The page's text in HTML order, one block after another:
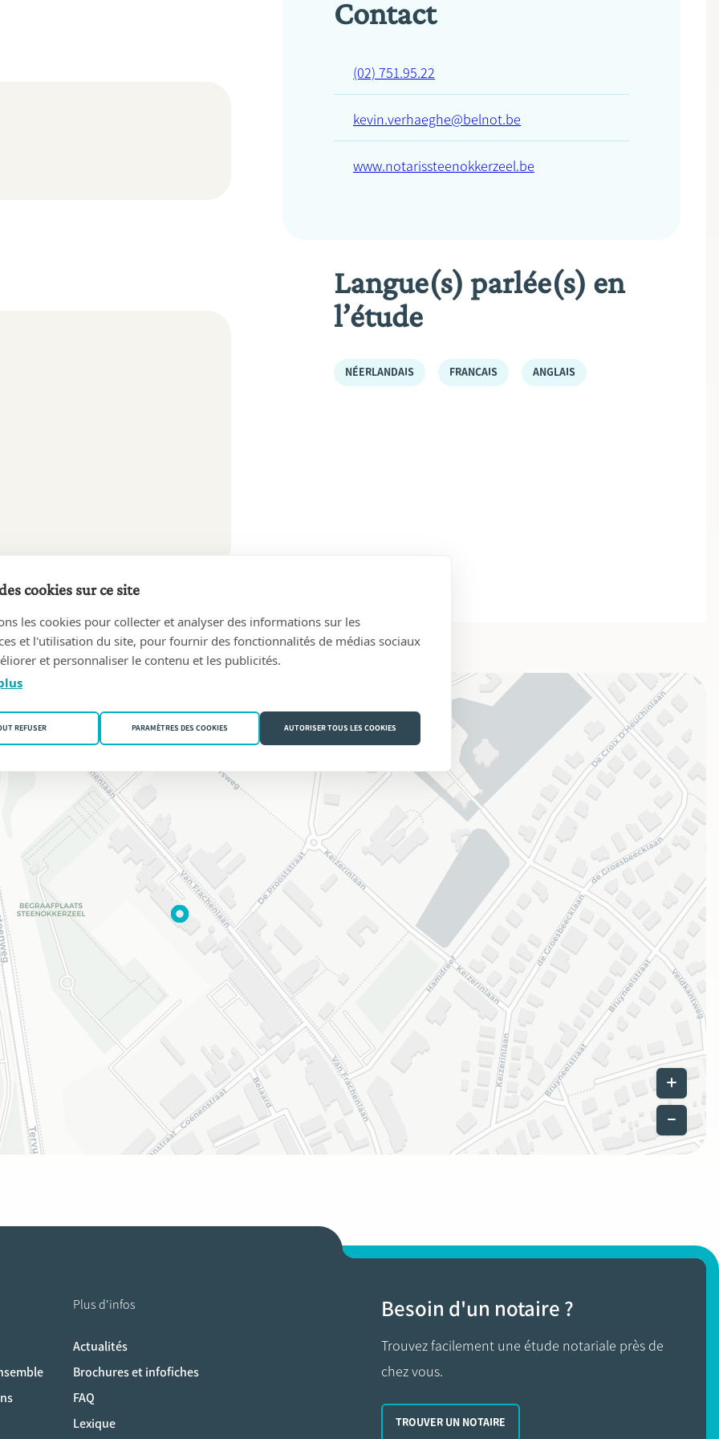
Contact
(02) 751.95.22
kevin.verhaeghe@belnot.be
www.notarissteenokkerzeel.be
Langue(s) parlée(s) en
l’étude
NÉERLANDAIS FRANÇAIS ANGLAIS
Leaflet
Plus d'infos
Actualités
Brochures et infofiches
FAQ
Lexique
Besoin d'un notaire ?
Trouvez facilement une étude notariale près de
chez vous.
TROUVER UN NOTAIRE
cookies sur ce site
les cookies pour collecter et analyser des informations sur les
et l'utilisation du site, pour fournir des fonctionnalités de médias sociaux
et personnaliser le contenu et les publicités.
REFUSER PARAMÈTRES DES COOKIES AUTORISER TOUS LES COOKIES